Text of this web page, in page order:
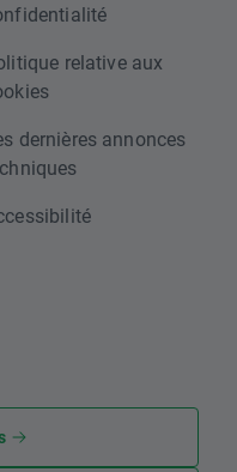
relative aux
dernières annonces